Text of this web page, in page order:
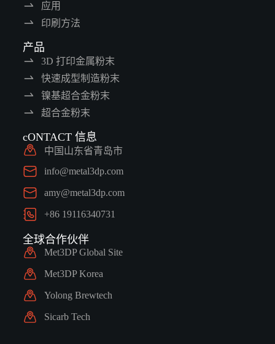
应用
印刷方法
产品
3D 打印金属粉末
快速成型制造粉末
镍基超合金粉末
超合金粉末
cONTACT 信息
中国山东省青岛市
info@metal3dp.com
amy@metal3dp.com
+86 19116340731
全球合作伙伴
Met3DP Global Site
Met3DP Korea
Yolong Brewtech
Sicarb Tech